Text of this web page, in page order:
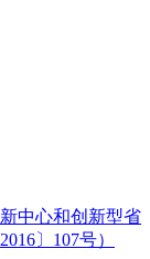
中心和创新型省
〕107号）